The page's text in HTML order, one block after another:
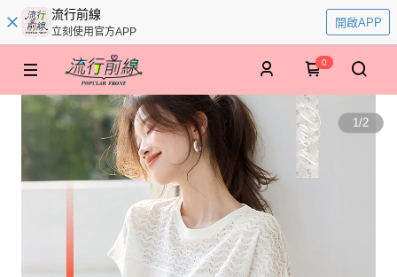
流行前線
立刻使用官方APP
開啟APP
0
1/2